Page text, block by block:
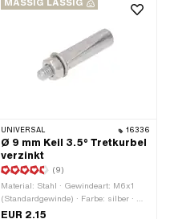
MÄSSIG LÄSSIG
UNIVERSAL 16336
Ø 9 mm Keil 3.5° Tretkurbel
verzinkt
(9)
Material: Stahl · Gewindeart: M6x1
(Standardgewinde) · Farbe: silber · Ø
aussen: 9 mm · Oberfläche: verzinkt
EUR 2.15